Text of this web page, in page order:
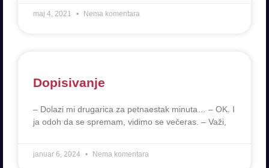
maj 4, 2021 Nema komentara
Dopisivanje
– Dolazi mi drugarica za petnaestak minuta… – OK. I
ja odoh da se spremam, vidimo se večeras. – Važi,
januar 6, 2024 Nema komentara